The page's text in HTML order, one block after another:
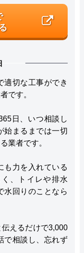
適切な工事ができ
です。
日、いつ相談し
始まるまでは一切
業者です。
も力を入れている
、トイレや排水
水回りのことなら
えるだけで3,000
で相談し、忘れず